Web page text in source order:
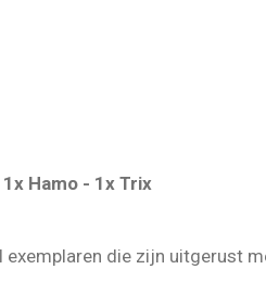
Hamo - 1x Trix
die zijn uitgerust